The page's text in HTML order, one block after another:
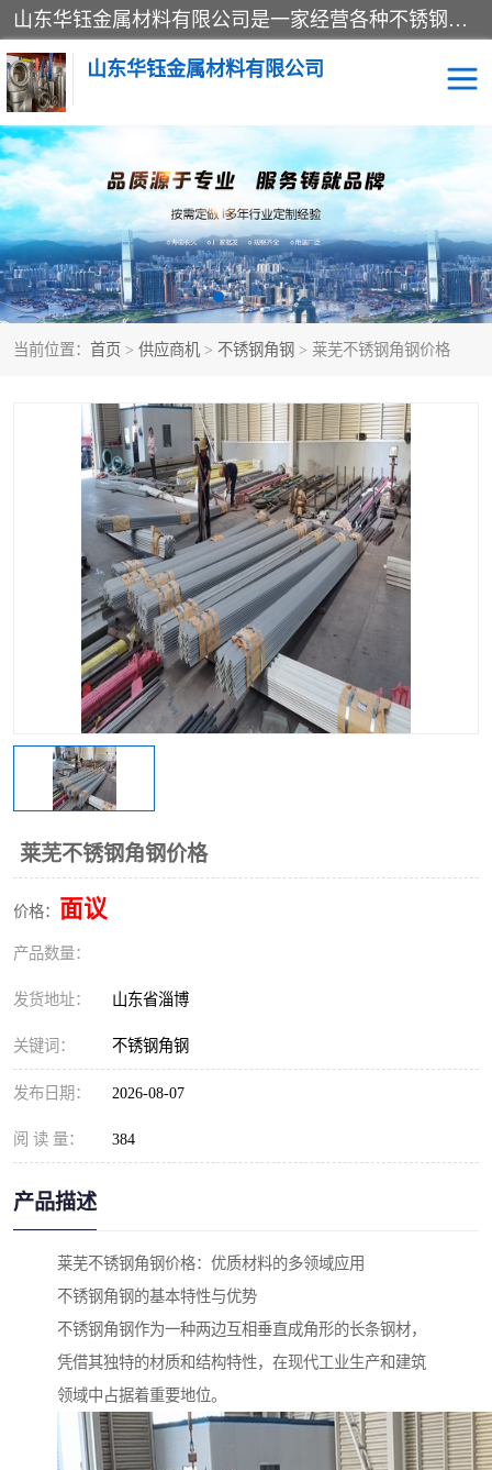
山东华钰金属材料有限公司是一家经营各种不锈钢管材、板材、圆钢、法兰、封头、型材等产品的公司；主营产品有：不锈钢管，激光切割，管件标准件，不锈钢圆钢，不锈钢人孔，不锈钢亮管，不锈钢角钢，不锈钢加工，不锈钢管子，不锈钢工业方管，不锈钢封头，不锈钢法兰，不锈钢阀门，不锈钢槽钢，不锈钢扁钢，不锈钢板等；可为客户制作各种规格的型材及不锈钢配件、非标准件及各种容器具等，能满足客户的不同采购要求。
山东华钰金属材料有限公司
当前位置： 首页 > 供应商机 > 不锈钢角钢 > 莱芜不锈钢角钢价格
莱芜不锈钢角钢价格
价格： 面议
产品数量：
发货地址： 山东省淄博
关键词： 不锈钢角钢
发布日期： 2026-08-07
阅 读 量： 384
产品描述
莱芜不锈钢角钢价格：优质材料的多领域应用
不锈钢角钢的基本特性与优势
不锈钢角钢作为一种两边互相垂直成角形的长条钢材，
凭借其独特的材质和结构特性，在现代工业生产和建筑
领域中占据着重要地位。
不锈钢管 激光切割
管件标准件 不锈钢圆钢
不锈钢人孔 不锈钢亮管
不锈钢角钢 不锈钢加工
不锈钢板 不锈钢工业方管
不锈钢封头 不锈钢法兰
不锈钢阀门 不锈钢槽钢
不锈钢扁钢